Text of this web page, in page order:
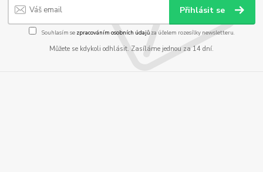
Přihlásit se
Souhlasím se zpracováním osobních údajůza účelem rozesílky newsletteru.
Můžete se kdykoli odhlásit. Zasíláme jednou za 14 dní.